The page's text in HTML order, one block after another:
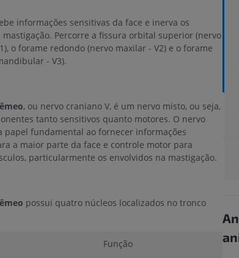
informações sensitivas da face e inerva os
mastigação. Percorre a fissura orbital superior (nervo
o forame redondo (nervo maxilar - V2) e o forame
- V3).
, ou nervo craniano V, é um nervo misto, ou seja,
tanto sensitivos quanto motores. O nervo
papel fundamental ao fornecer informações
a maior parte da face e controle motor para
particularmente os envolvidos na mastigação.
possui quatro núcleos localizados no tronco
Função